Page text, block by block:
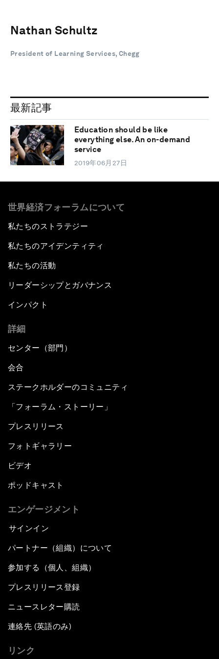
Nathan Schultz
President of Learning Services, Chegg
最新記事
Education should be like
everything else. An on-demand
service
2019年06月27日
世界経済フォーラムについて
私たちのストラテジー
私たちのアイデンティティ
私たちの活動
リーダーシップとガバナンス
インパクト
詳細
センター（部門）
会合
ステークホルダーのコミュニティ
「フォーラム・ストーリー」
プレスリリース
フォトギャラリー
ビデオ
ポッドキャスト
エンゲージメント
サインイン
パートナー（組織）について
参加する（個人、組織）
プレスリリース登録
ニュースレター購読
連絡先 (英語のみ)
リンク